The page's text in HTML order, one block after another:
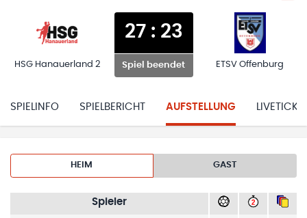
HSG Hanauerland 2
27: 23
Spiel beendet ETSV Offenburg
SPIELINFO SPIELBERICHT AUFSTELLUNG
HEIM GAST
Spieler